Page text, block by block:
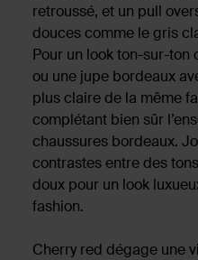
retroussé, et un pull
douces comme le gris
Pour un look ton-sur-ton
ou une jupe bordeaux
plus claire de la même
complétant bien sûr
chaussures bordeaux.
contrastes entre des
doux pour un look
fashion.
Cherry red dégage une